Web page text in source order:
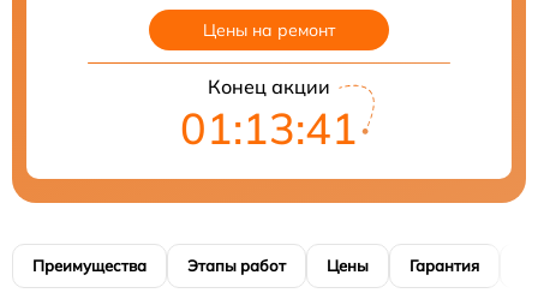
Цены на ремонт
Конец акции
01:13:40
Преимущества Этапы работ Цены Гарантия